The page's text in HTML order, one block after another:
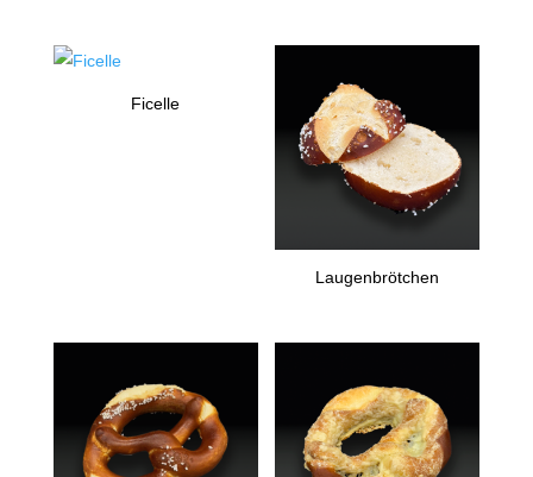
Ficelle
Laugenbrötchen